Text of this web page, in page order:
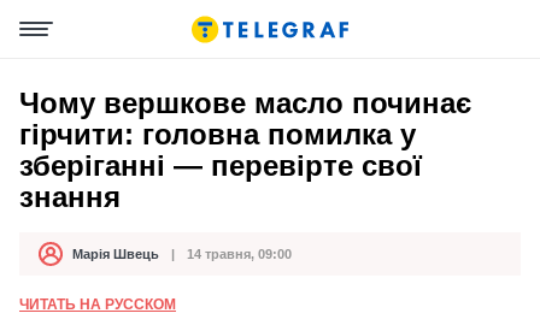
Чому вершкове масло починає
гірчити: головна помилка у
зберіганні — перевірте свої
знання
АвторМарія Швець
Дата публікації 14 травня, 09:00
ЧИТАТЬ НА РУССКОМ